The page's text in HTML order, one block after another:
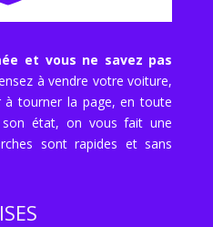
et vous ne savez pas
à vendre votre voiture,
tourner la page, en toute
son état, on vous fait une
sont rapides et sans